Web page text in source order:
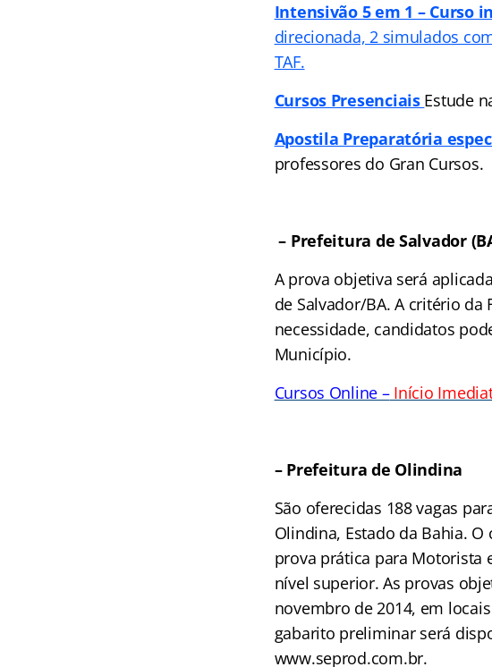
Intensivão 5 em 1 – Curso
direcionada, 2 simulados
TAF.
Cursos Presenciais Estude
Apostila Preparatória
professores do Gran Cursos.
– Prefeitura de Salvador
A prova objetiva será
de Salvador/BA. A critério da
necessidade, candidatos
Município.
Cursos Online –Início
– Prefeitura de Olindina
São oferecidas 188 vagas
Olindina, Estado da Bahia.
prova prática para Motorista
nível superior. As provas
novembro de 2014, em
gabarito preliminar será
www.seprod.com.br.